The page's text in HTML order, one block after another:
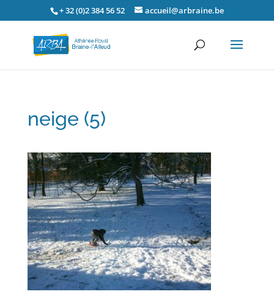
+ 32 (0)2 384 56 52 accueil@arbraine.be
neige (5)